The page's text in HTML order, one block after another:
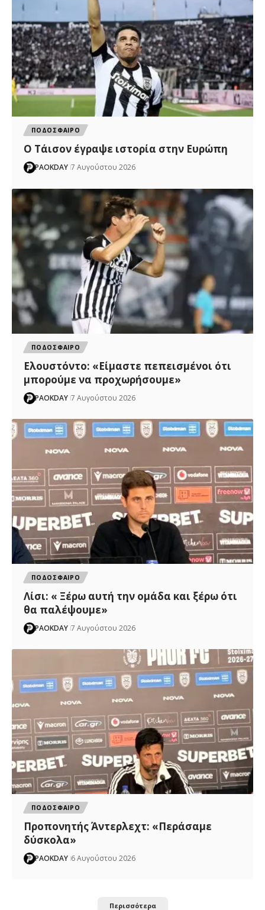
ΠΟΔΟΣΦΑΙΡΟ
Ο Τάισον έγραψε ιστορία στην Ευρώπη
PAOKDAY 7 Αυγούστου 2026
ΠΟΔΟΣΦΑΙΡΟ
Ελουστόντο: «Είμαστε πεπεισμένοι ότι
μπορούμε να προχωρήσουμε»
PAOKDAY 7 Αυγούστου 2026
ΠΟΔΟΣΦΑΙΡΟ
Λίσι: « Ξέρω αυτή την ομάδα και ξέρω ότι
θα παλέψουμε»
PAOKDAY 7 Αυγούστου 2026
ΠΟΔΟΣΦΑΙΡΟ
Προπονητής Άντερλεχτ: «Περάσαμε
δύσκολα»
PAOKDAY 6 Αυγούστου 2026
Περισσότερα